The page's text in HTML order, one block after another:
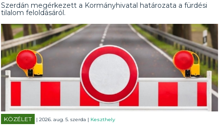
Szerdán megérkezett a Kormányhivatal határozata a fürdési
tilalom feloldásáról.
KÖZÉLET | 2026. aug. 5. szerda | Keszthely